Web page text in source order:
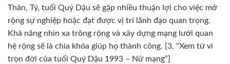
Thân, Tý, tuổi Quý Dậu sẽ gặp nhiều thuận lợi cho việc mở
rộng sự nghiệp hoặc đạt được vị trí lãnh đạo quan trọng.
Khả năng nhìn xa trông rộng và xây dựng mạng lưới quan
hệ rộng sẽ là chìa khóa giúp họ thành công. [3, “Xem tử vi
trọn đời của tuổi Quý Dậu 1993 – Nữ mạng”]